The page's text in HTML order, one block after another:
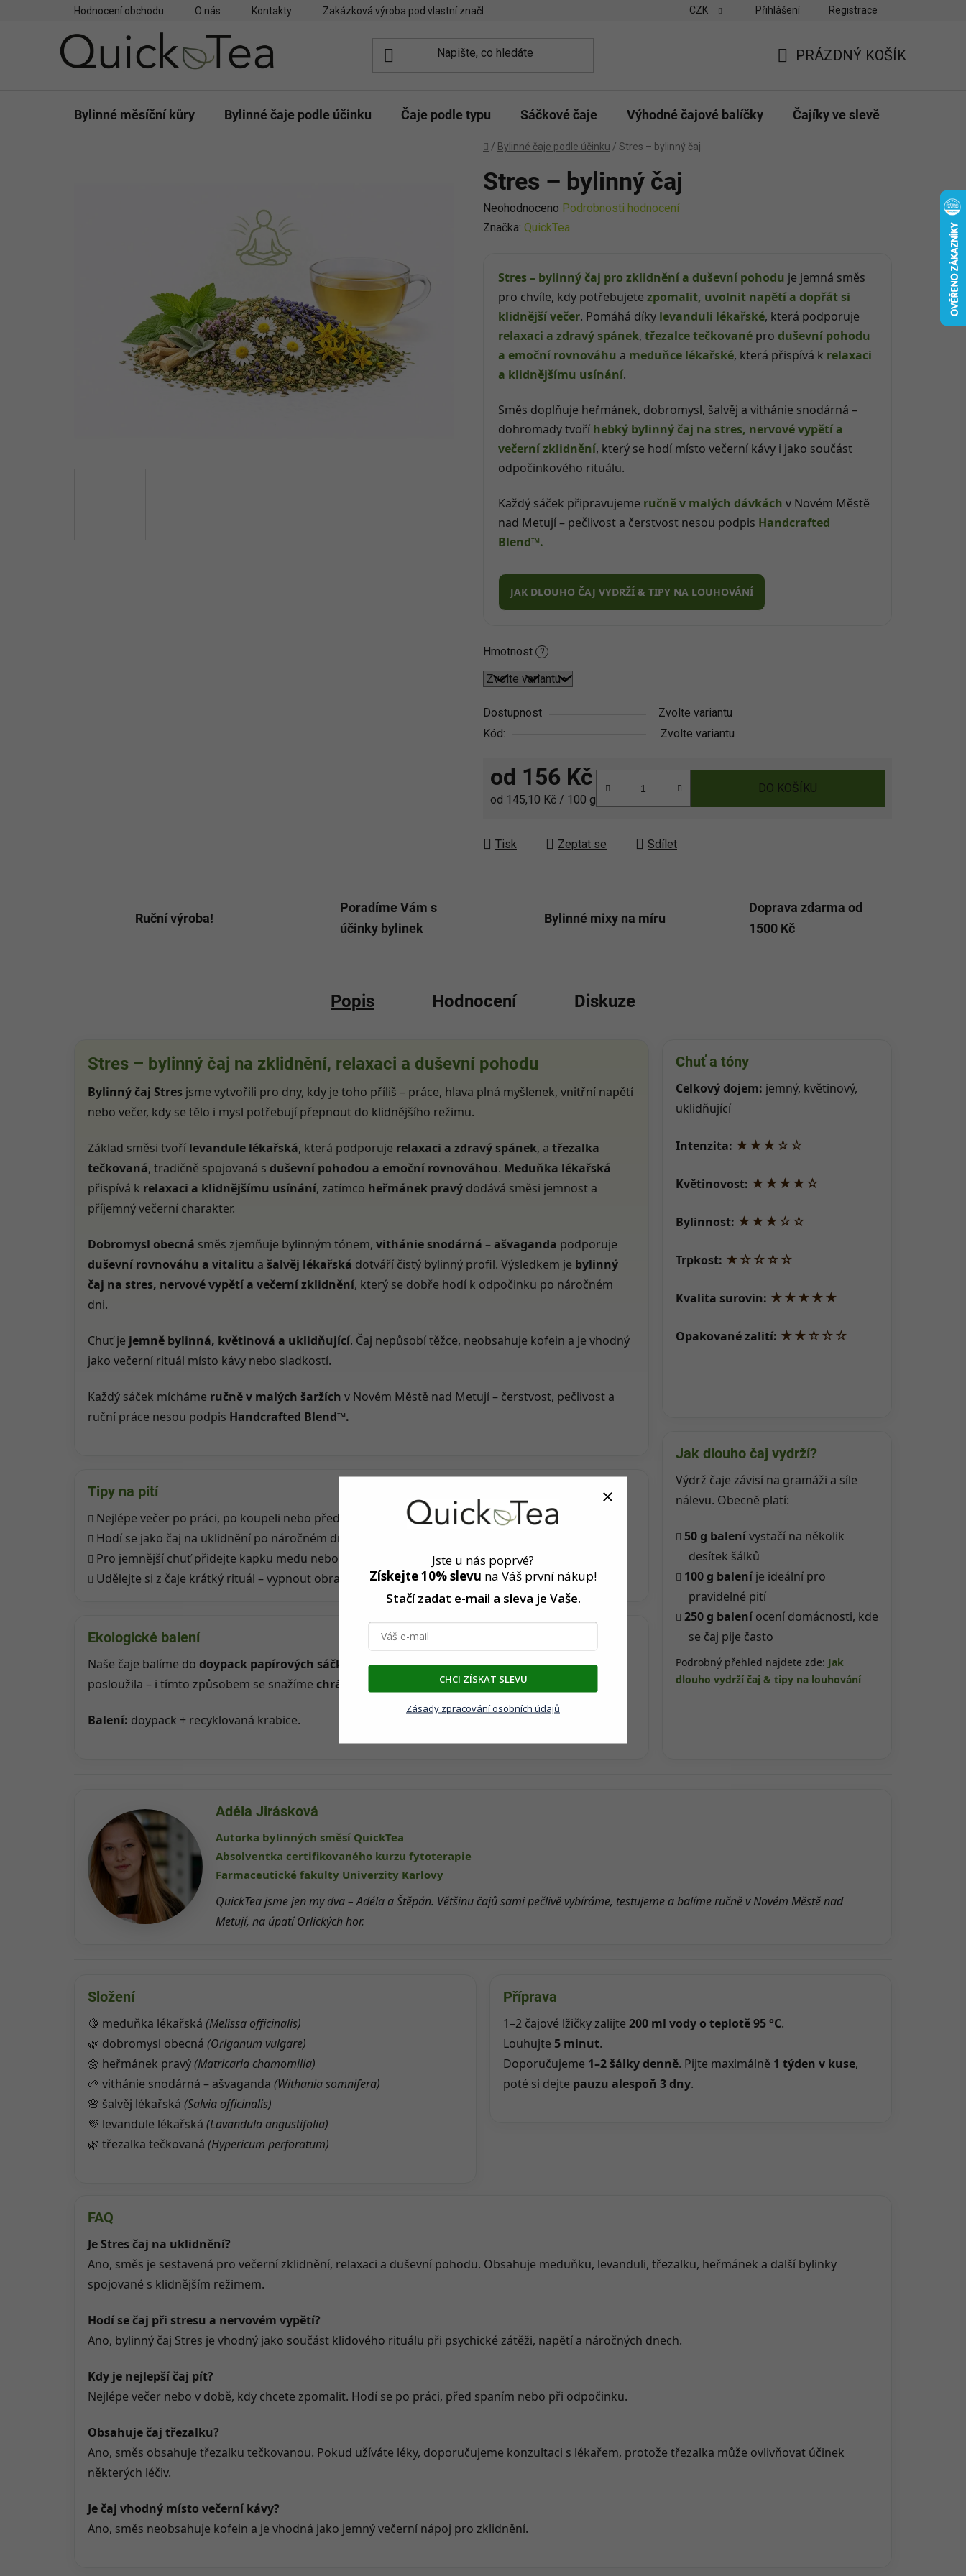
Hodnocení obchodu O nás Kontakty Zakázková výroba pod vlastní značkou Velkoobchodní odběr pro obchody Možnosti platby a
CZK Přihlášení Registrace
KOŠÍK
PRÁZDNÝ KOŠÍK
Bylinné měsíční kůry Bylinné čaje podle účinku Čaje podle typu Sáčkové čaje Výhodné čajové balíčky Čajíky ve slevě
Domů
/ Bylinné čaje podle účinku / Stres –⁠⁠⁠⁠⁠ bylinný čaj
Stres –⁠⁠⁠⁠⁠ bylinný čaj
Průměrné
hodnocení
hvězdiček.
Neohodnoceno Podrobnosti hodnocení
Značka: QuickTea
Stres – bylinný čaj pro zklidnění a duševní pohodu je jemná směs
pro chvíle, kdy potřebujete zpomalit, uvolnit napětí a dopřát si
klidnější večer. Pomáhá díky levanduli lékařské, která podporuje
relaxaci a zdravý spánek, třezalce tečkované pro duševní pohodu
a emoční rovnováhu a meduňce lékařské, která přispívá k relaxaci
a klidnějšímu usínání.
Směs doplňuje heřmánek, dobromysl, šalvěj a vithánie snodárná –
dohromady tvoří hebký bylinný čaj na stres, nervové vypětí a
večerní zklidnění, který se hodí místo večerní kávy i jako součást
odpočinkového rituálu.
Každý sáček připravujeme ručně v malých dávkách v Novém Městě
nad Metují – pečlivost a čerstvost nesou podpis Handcrafted
Blend™.
JAK DLOUHO ČAJ VYDRŽÍ & TIPY NA LOUHOVÁNÍ
Hmotnost ?
Dostupnost
Zvolte variantu
Kód:
Zvolte variantu
od 156 Kč
Měrná cena:
od 145,10 Kč / 100 g
DO KOŠÍKU
Tisk Zeptat se Sdílet
Ruční výroba!
Poradíme Vám s
účinky bylinek
Bylinné mixy na míru
Doprava zdarma od
1500 Kč
Popis Hodnocení Diskuze
Stres – bylinný čaj na zklidnění, relaxaci a duševní pohodu
Bylinný čaj Stres jsme vytvořili pro dny, kdy je toho příliš – práce, hlava plná myšlenek, vnitřní napětí
nebo večer, kdy se tělo i mysl potřebují přepnout do klidnějšího režimu.
Základ směsi tvoří levandule lékařská, která podporuje relaxaci a zdravý spánek, a třezalka
tečkovaná, tradičně spojovaná s duševní pohodou a emoční rovnováhou. Meduňka lékařská
přispívá k relaxaci a klidnějšímu usínání, zatímco heřmánek pravý dodává směsi jemnost a
příjemný večerní charakter.
Dobromysl obecná směs zjemňuje bylinným tónem, vithánie snodárná – ašvaganda podporuje
duševní rovnováhu a vitalitu a šalvěj lékařská dotváří čistý bylinný profil. Výsledkem je bylinný
čaj na stres, nervové vypětí a večerní zklidnění, který se dobře hodí k odpočinku po náročném
dni.
Chuť je jemně bylinná, květinová a uklidňující. Čaj nepůsobí těžce, neobsahuje kofein a je vhodný
jako večerní rituál místo kávy nebo sladkostí.
Každý sáček mícháme ručně v malých šaržích v Novém Městě nad Metují – čerstvost, pečlivost a
ruční práce nesou podpis Handcrafted Blend™.
Tipy na pití
Nejlépe večer po práci, po koupeli nebo před čtením.
Hodí se jako čaj na uklidnění po náročném dni.
Pro jemnější chuť přidejte kapku medu nebo plátek citronu.
Udělejte si z čaje krátký rituál – vypnout obrazovky, ztlumit světla a na chvíli jen dýchat.
Ekologické balení
Naše čaje balíme do doypack papírových sáčků
. Balíček vám může přijít v krabici, která už jednou
posloužila – i tímto způsobem se snažíme chránit přírodu.
Balení: doypack + recyklovaná krabice.
Chuť a tóny
Celkový dojem: jemný, květinový,
uklidňující
Intenzita: ★★★☆☆
Květinovost: ★★★★☆
Bylinnost: ★★★☆☆
Trpkost: ★☆☆☆☆
Kvalita surovin: ★★★★★
Opakované zalití: ★★☆☆☆
Jak dlouho čaj vydrží?
Výdrž čaje závisí na gramáži a síle
nálevu. Obecně platí:
50 g balenívystačí na několik
desítek šálků
100 g balení je ideální pro
pravidelné pití
250 g balení ocení domácnosti, kde
se čaj pije často
Podrobný přehled najdete zde: Jak
dlouho vydrží čaj & tipy na louhování
Adéla Jirásková
Autorka bylinných směsí QuickTea
Absolventka certifikovaného kurzu fytoterapie
Farmaceutické fakulty Univerzity Karlovy
QuickTea jsme jen my dva – Adéla a Štěpán. Většinu čajů sami pečlivě vybíráme, testujeme a balíme ručně v Novém Městě nad
Metují, na úpatí Orlických hor.
Složení
🍋 meduňka lékařská (Melissa officinalis)
🌿 dobromysl obecná (Origanum vulgare)
🌼 heřmánek pravý(Matricaria chamomilla)
🌱 vithánie snodárná – ašvaganda (Withania somnifera)
🌸 šalvěj lékařská (Salvia officinalis)
💜 levandule lékařská (Lavandula angustifolia)
🌿 třezalka tečkovaná (Hypericum perforatum)
Příprava
1–2 čajové lžičky zalijte 200 ml vody o teplotě 95 °C.
Louhujte 5 minut.
Doporučujeme 1–2 šálky denně. Pijte maximálně 1 týden v kuse,
poté si dejte pauzu alespoň 3 dny.
FAQ
Je Stres čaj na uklidnění?
Ano, směs je sestavená pro večerní zklidnění, relaxaci a duševní pohodu. Obsahuje meduňku, levanduli, třezalku, heřmánek a další bylinky
spojované s klidnějším režimem.
Hodí se čaj při stresu a nervovém vypětí?
Ano, bylinný čaj Stres je vhodný jako součást klidového rituálu při psychické zátěži, napětí a náročných dnech.
Kdy je nejlepší čaj pít?
Nejlépe večer nebo v době, kdy chcete zpomalit. Hodí se po práci, před spaním nebo při odpočinku.
Obsahuje čaj třezalku?
Ano, směs obsahuje třezalku tečkovanou. Pokud užíváte léky, doporučujeme konzultaci s lékařem, protože třezalka může ovlivňovat účinek
některých léčiv.
Je čaj vhodný místo večerní kávy?
Ano, směs neobsahuje kofein a je vhodná jako jemný večerní nápoj pro zklidnění.
Jste u nás poprvé?
Získejte 10% slevu na Váš první nákup!
Stačí zadat e-mail a sleva je Vaše.
CHCI ZÍSKAT SLEVU
Zásady zpracování osobních údajů